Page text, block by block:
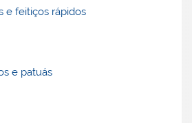
e feitiços rápidos
e patuás